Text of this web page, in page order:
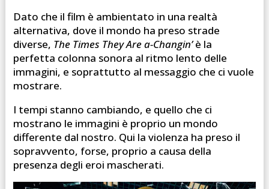
Dato che il film è ambientato in una realtà
alternativa, dove il mondo ha preso strade
diverse, The Times They Are a-Changin’è la
perfetta colonna sonora al ritmo lento delle
immagini, e soprattutto al messaggio che ci vuole
mostrare.
I tempi stanno cambiando, e quello che ci
mostrano le immagini è proprio un mondo
differente dal nostro. Qui la violenza ha preso il
sopravvento, forse, proprio a causa della
presenza degli eroi mascherati.